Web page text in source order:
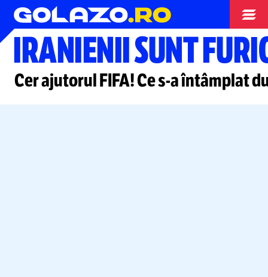
Campionatul Mondial
IRANIENII SUNT
Cer ajutorul FIFA! Ces-aîntâmplat